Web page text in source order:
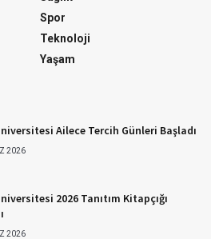
Spor
Teknoloji
Yaşam
Ailece Tercih Günleri Başladı
2026
2026 Tanıtım Kitapçığı
2026